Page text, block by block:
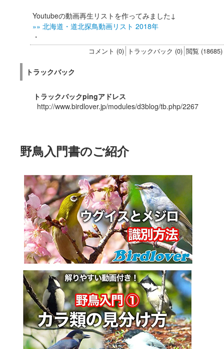
Youtubeの動画再生リストを作ってみました↓
»» 北海道・道北探鳥動画リスト 2018年
・
コメント (0) トラックバック (0) 閲覧 (18685)
トラックバック
トラックバックpingアドレス
http://www.birdlover.jp/modules/d3blog/tb.php/2267
野鳥入門書のご紹介